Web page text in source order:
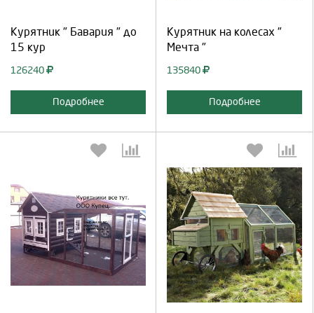
Курятник " Бавария " до
15 кур
126240
Подробнее
Курятник на колесах "
Мечта "
135840
Подробнее
Выберите количество: Выберите количество:
Продолжить Отмена